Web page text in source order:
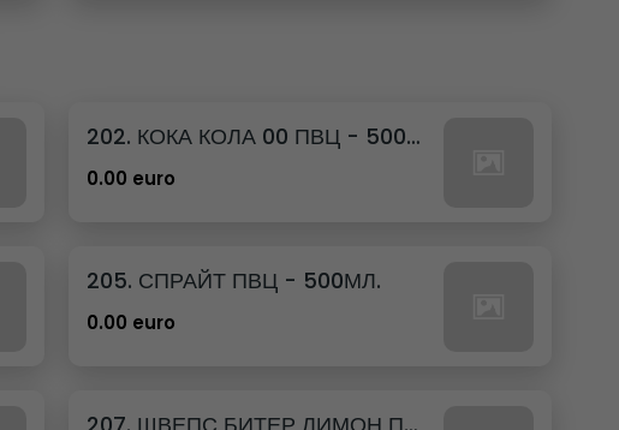
202. КОКА КОЛА 00 ПВЦ - 500МЛ.
0.00 euro
205. СПРАЙТ ПВЦ - 500МЛ.
0.00 euro